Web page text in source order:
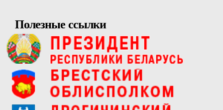
Полезные ссылки